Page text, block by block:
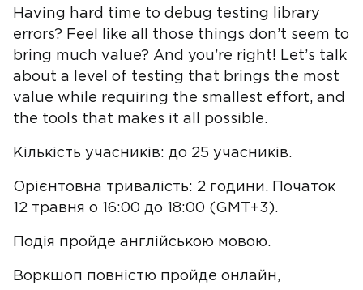
Having hard time to debug testing library
errors? Feel like all those things don’t seem to
bring much value? And you’re right! Let’s talk
about a level of testing that brings the most
value while requiring the smallest effort, and
the tools that makes it all possible.
Кількість учасників: до 25 учасників.
Орієнтовна тривалість: 2 години. Початок
12 травня о 16:00 до 18:00 (GMT+3).
Подія пройде англійською мовою.
Воркшоп повністю пройде онлайн,